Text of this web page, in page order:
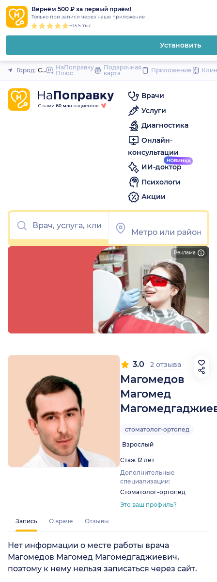
Вернём 500 ₽ за первый приём!
Только при записи через наше приложение
~13.5 тыс.
Установить
Закрыть
Город: Санкт-Петербург
НаПоправку
Плюс
Подарочная
карта
Приложение
Врачи
Услуги
Диагностика
Онлайн-
консультации
ИИ-доктор
Психологи
Акции
Магомедов
Магомед
3.0 2 отзыва
стоматолог-ортопед
Взрослый
Стаж 12 лет
Дополнительные
специализации:
Стоматолог-ортопед
Это ваш профиль?
Реклама
Запись О враче Отзывы
Нет информации о месте работы врача
Магомедов Магомед Магомедгаджиевич,
поэтому к нему нельзя записаться через сайт.